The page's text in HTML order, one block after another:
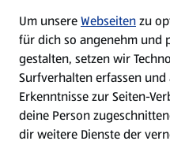
Um unsereWebseitenzu
für dich so angenehm und
gestalten, setzen wir
Surfverhalten erfassen
Erkenntnisse zur Seiten-
deine Person
dir weitere Dienste der